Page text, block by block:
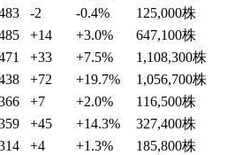
-2 -0.4% 125,000株
+14 +3.0% 647,100株
+33 +7.5% 1,108,300株
+72 +19.7% 1,056,700株
+7 +2.0% 116,500株
+45 +14.3% 327,400株
+4 +1.3% 185,800株